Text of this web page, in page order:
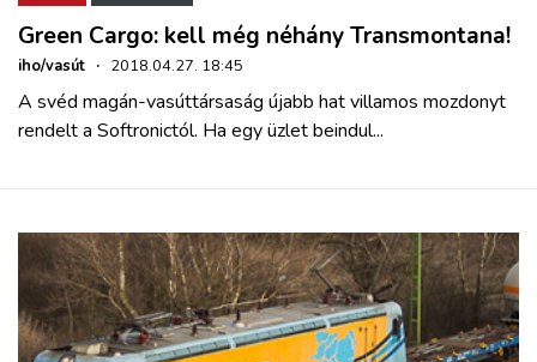
Green Cargo: kell még néhány Transmontana!
iho/vasút · 2018.04.27. 18:45
A svéd magán-vasúttársaság újabb hat villamos mozdonyt
rendelt a Softronictól. Ha egy üzlet beindul...